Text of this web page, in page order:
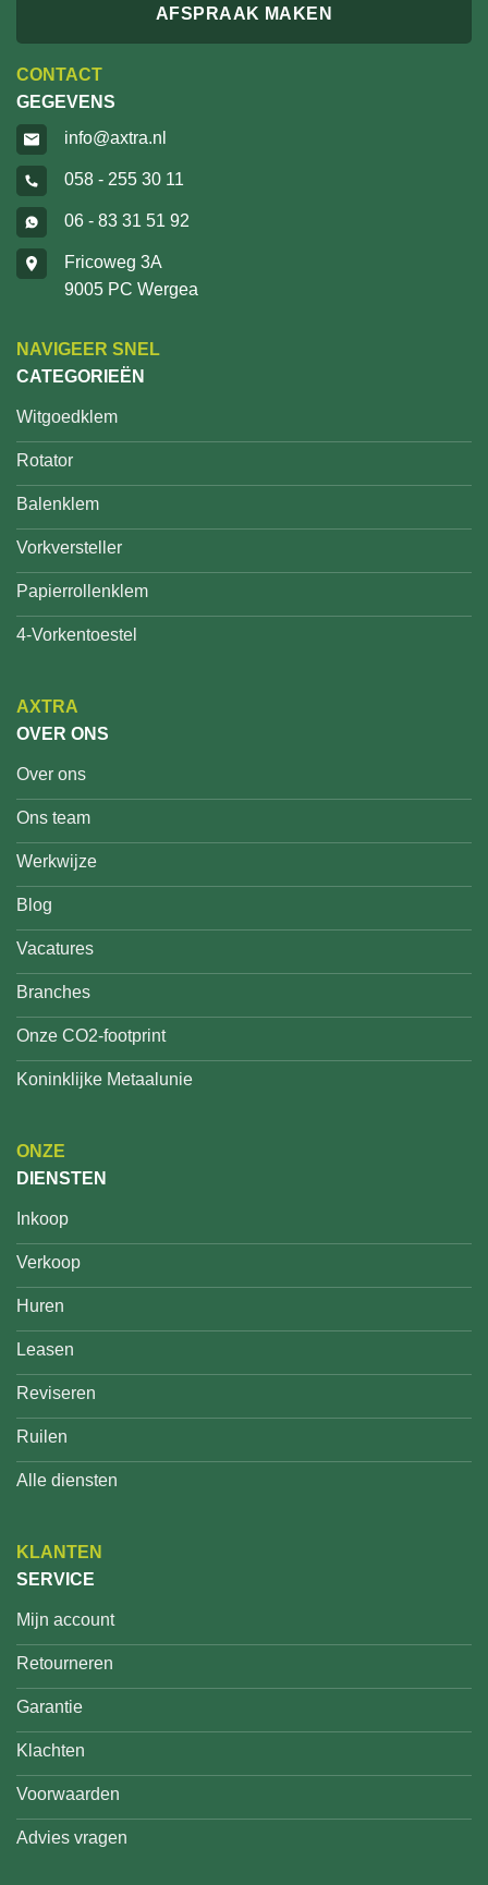
AFSPRAAK MAKEN
CONTACT
GEGEVENS
info@axtra.nl
058 - 255 30 11
06 - 83 31 51 92
Fricoweg 3A
9005 PC Wergea
NAVIGEER SNEL
CATEGORIEËN
Witgoedklem
Rotator
Balenklem
Vorkversteller
Papierrollenklem
4-Vorkentoestel
AXTRA
OVER ONS
Over ons
Ons team
Werkwijze
Blog
Vacatures
Branches
Onze CO2-footprint
Koninklijke Metaalunie
ONZE
DIENSTEN
Inkoop
Verkoop
Huren
Leasen
Reviseren
Ruilen
Alle diensten
KLANTEN
SERVICE
Mijn account
Retourneren
Garantie
Klachten
Voorwaarden
Advies vragen